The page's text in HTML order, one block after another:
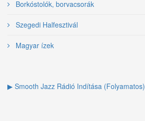
Borkóstolók, borvacsorák
Szegedi Halfesztivál
Magyar ízek
▶ Smooth Jazz Rádió Indítása (Folyamatos)